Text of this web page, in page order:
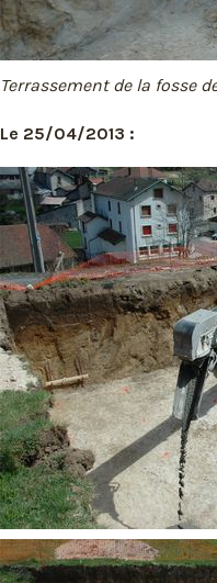
Terrassement de la fosse
Le 25/04/2013 :